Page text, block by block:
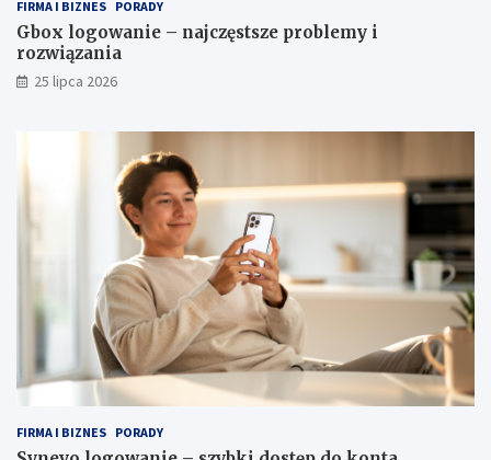
FIRMA I BIZNES PORADY
Gbox logowanie – najczęstsze problemy i
rozwiązania
25 lipca 2026
FIRMA I BIZNES PORADY